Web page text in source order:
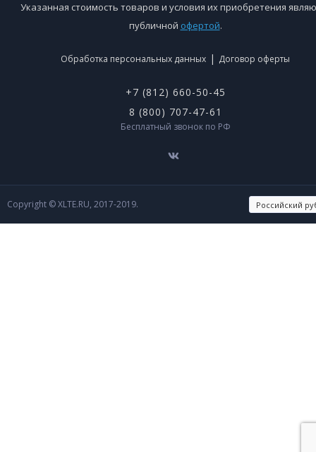
Указанная стоимость товаров и условия их приобретения
публичной офертой.
Обработка персональных данных | Договор оферты
+7 (812) 660-50-45
8 (800) 707-47-61
Бесплатный звонок по РФ
Copyright © XLTE.RU, 2017-2019.